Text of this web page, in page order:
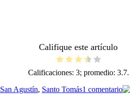
Califique este artículo
Calificaciones: 3; promedio: 3.7.
San Agustín, Santo Tomás1 comentarioen